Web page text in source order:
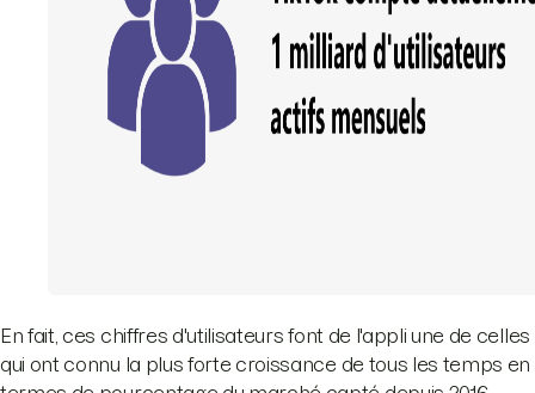
En fait, ces chiffres d'utilisateurs font de l'appli une de celles
qui ont connu la plus forte croissance de tous les temps en